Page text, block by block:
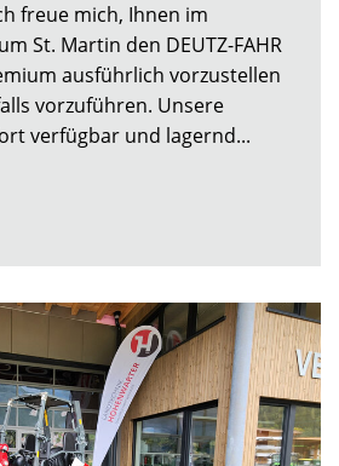
freue mich, Ihnen im
St. Martin den DEUTZ-FAHR
ausführlich vorzustellen
vorzuführen. Unsere
verfügbar und lagernd...